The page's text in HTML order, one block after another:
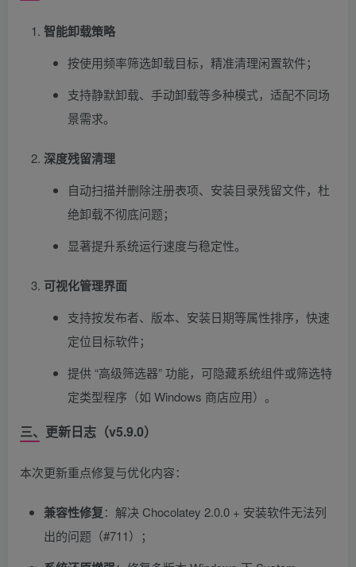
智能卸载策略
按使用频率筛选卸载目标，精准清理闲置软件；
支持静默卸载、手动卸载等多种模式，适配不同场
景需求。
深度残留清理
自动扫描并删除注册表项、安装目录残留文件，杜
绝卸载不彻底问题；
显著提升系统运行速度与稳定性。
可视化管理界面
支持按发布者、版本、安装日期等属性排序，快速
定位目标软件；
提供 “高级筛选器” 功能，可隐藏系统组件或筛选特
定类型程序（如 Windows 商店应用）。
三、更新日志（v5.9.0）
本次更新重点修复与优化内容：
兼容性修复：解决 Chocolatey 2.0.0 + 安装软件无法列
出的问题（#711）；